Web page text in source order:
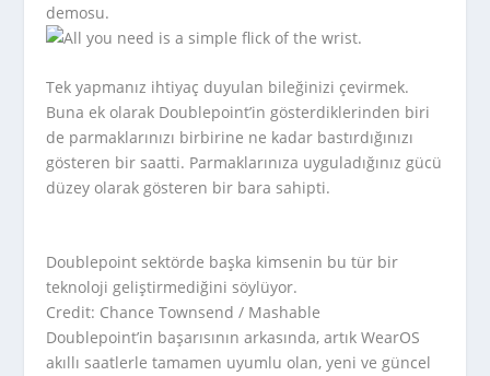
demosu.
Tek yapmanız ihtiyaç duyulan bileğinizi çevirmek.
Buna ek olarak Doublepoint’in gösterdiklerinden biri
de parmaklarınızı birbirine ne kadar bastırdığınızı
gösteren bir saatti. Parmaklarınıza uyguladığınız gücü
düzey olarak gösteren bir bara sahipti.
Doublepoint sektörde başka kimsenin bu tür bir
teknoloji geliştirmediğini söylüyor.
Credit: Chance Townsend / Mashable
Doublepoint’in başarısının arkasında, artık WearOS
akıllı saatlerle tamamen uyumlu olan, yeni ve güncel